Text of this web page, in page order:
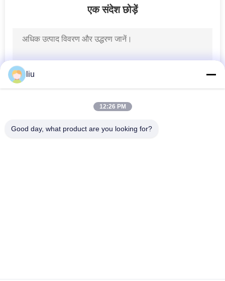
एक संदेश छोड़ें
liu
12:26 PM
Good day, what product are you looking for?